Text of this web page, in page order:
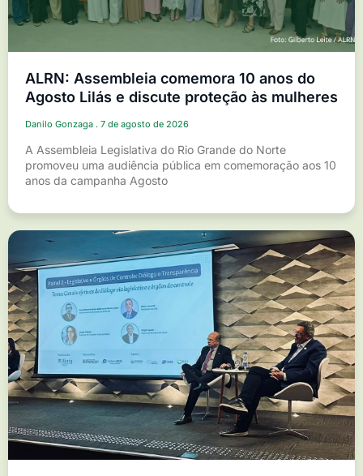
ALRN: Assembleia comemora 10 anos do
Agosto Lilás e discute proteção às mulheres
Danilo Gonzaga 7 de agosto de 2026
A Assembleia Legislativa do Rio Grande do Norte
promoveu uma audiência pública em comemoração aos 10
anos da campanha Agosto